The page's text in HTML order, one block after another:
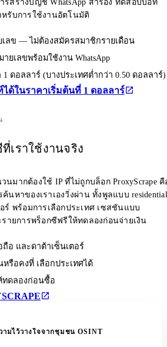
รสร้างบัญชี WhatsApp สำรอง ทดสอบบอท
รับการใช้งานอัตโนมัติ
เลข — ไม่ต้องสมัครสมาชิกรายเดือน
ยเลขพร้อมใช้งาน WhatsApp
ดอลลาร์ (บางประเทศต่ำกว่า 0.50 ดอลลาร์)
ด้ในราคาเริ่มต้นที่ 1 ดอลลาร์
เราใช้งานจริง
นมากต้องใช้ IP ที่ไม่ถูกบล็อก ProxyScrape คื
นหาของเราเองวิ่งผ่าน ทั้งพูลแบบ residential
ร์ พร้อมการเลือกประเทศ เซสชันแบบ
ายการพร็อกซีฟรีให้ทดลองก่อนจ่ายเงิน
ถือ และดาต้าเซ็นเตอร์
รือคงที่ เลือกประเทศได้
ทดลองก่อนซื้อ
ามไว้วางใจจากชุมชน OSINT